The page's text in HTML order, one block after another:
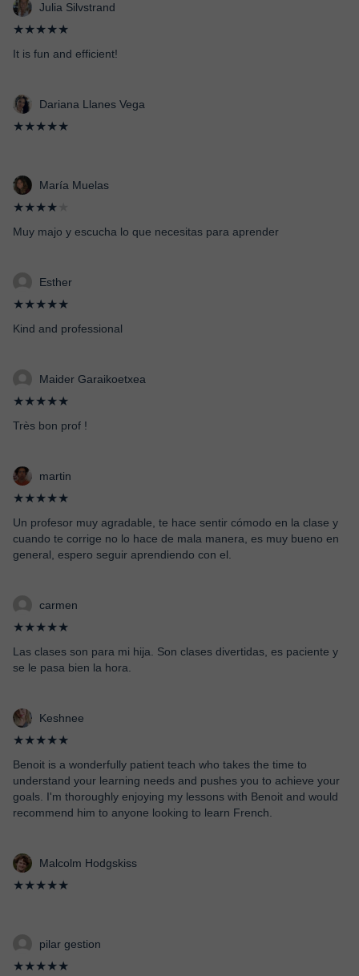
Julia Silvstrand
★★★★★
It is fun and efficient!
Dariana Llanes Vega
★★★★★
María Muelas
★★★★
Muy majo y escucha lo que necesitas para aprender
Esther
★★★★★
Kind and professional
Maider Garaikoetxea
★★★★★
Très bon prof !
martin
★★★★★
Un profesor muy agradable, te hace sentir cómodo en la clase y
cuando te corrige no lo hace de mala manera, es muy bueno en
general, espero seguir aprendiendo con el.
carmen
★★★★★
Las clases son para mi hija. Son clases divertidas, es paciente y
se le pasa bien la hora.
Keshnee
★★★★★
Benoit is a wonderfully patient teach who takes the time to
understand your learning needs and pushes you to achieve your
goals. I'm thoroughly enjoying my lessons with Benoit and would
recommend him to anyone looking to learn French.
Malcolm Hodgskiss
★★★★★
pilar gestion
★★★★★